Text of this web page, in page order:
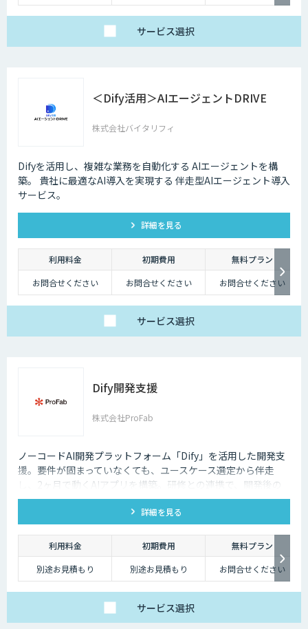
サービス選択
＜Dify活用＞AIエージェントDRIVE
株式会社バイタリフィ
Difyを活用し、複雑な業務を自動化する AIエージェントを構
築。 貴社に最適なAI導入を実現する 伴走型AIエージェント導入
サービス。
詳細を見る
利用料金 初期費用
無料プラン
お問合せください
お問合せください お問合せください
サービス選択
Dify開発支援
株式会社ProFab
ノーコードAI開発プラットフォーム「Dify」を活用した開発支
援。要件が固まっていなくても、ユースケース選定から伴走
し、2ヶ月で動くAIアプリを構築。研修との連携で、開発後の
内製化・自走までサポートします。
詳細を見る
利用料金 初期費用
無料プラン
別途お見積もり
別途お見積もり お問合せください
サービス選択